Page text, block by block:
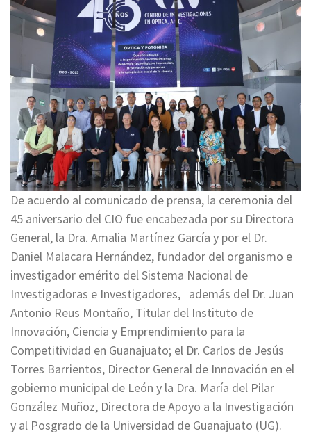
De acuerdo al comunicado de prensa, la ceremonia del
45 aniversario del CIO fue encabezada por su Directora
General, la Dra. Amalia Martínez García y por el Dr.
Daniel Malacara Hernández, fundador del organismo e
investigador emérito del Sistema Nacional de
Investigadoras e Investigadores, además del Dr. Juan
Antonio Reus Montaño, Titular del Instituto de
Innovación, Ciencia y Emprendimiento para la
Competitividad en Guanajuato; el Dr. Carlos de Jesús
Torres Barrientos, Director General de Innovación en el
gobierno municipal de León y la Dra. María del Pilar
González Muñoz, Directora de Apoyo a la Investigación
y al Posgrado de la Universidad de Guanajuato (UG).